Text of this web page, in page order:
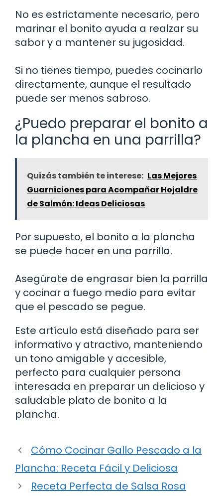
No es estrictamente necesario, pero
marinar el bonito ayuda a realzar su
sabor y a mantener su jugosidad.
Si no tienes tiempo, puedes cocinarlo
directamente, aunque el resultado
puede ser menos sabroso.
¿Puedo preparar el bonito a
la plancha en una parrilla?
Quizás también te interese: Las Mejores
Guarniciones para Acompañar Hojaldre
de Salmón: Ideas Deliciosas
Por supuesto, el bonito a la plancha
se puede hacer en una parrilla.
Asegúrate de engrasar bien la parrilla
y cocinar a fuego medio para evitar
que el pescado se pegue.
Este artículo está diseñado para ser
informativo y atractivo, manteniendo
un tono amigable y accesible,
perfecto para cualquier persona
interesada en preparar un delicioso y
saludable plato de bonito a la
plancha.
Cómo Cocinar Gallo Pescado a la
Plancha: Receta Fácil y Deliciosa
Receta Perfecta de Salsa Rosa